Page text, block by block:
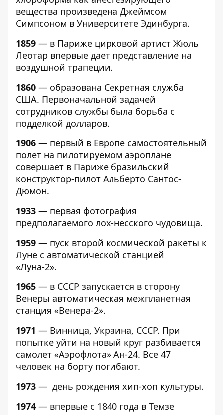
вещества произведена Джеймсом
Симпсоном в Университете Эдинбурга.
1859 — в Париже цирковой артист Жюль
Леотар впервые дает представление на
воздушной трапеции.
1860 — образована Секретная служба
США. Первоначальной задачей
сотрудников службы была борьба с
подделкой долларов.
1906 — первый в Европе самостоятельный
полет на пилотируемом аэроплане
совершает в Париже бразильский
конструктор-пилот Альберто Сантос-
Дюмон.
1933 — первая фотография
предполагаемого лох-несского чудовища.
1959 — пуск второй космической ракеты к
Луне с автоматической станцией
«Луна-2».
1965 — в СССР запускается в сторону
Венеры автоматическая межпланетная
станция «Венера-2».
1971 — Винница, Украина, СССР. При
попытке уйти на новый круг разбивается
самолет «Аэрофлота» Ан-24. Все 47
человек на борту погибают.
1973 — день рождения хип-хоп культуры.
1974 — впервые с 1840 года в Темзе